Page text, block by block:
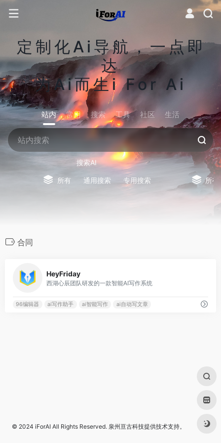
定制化Ai导航，一点即
达
为Ai而生i For Ai
站内 常用 搜索 工具 社区 生活
搜索AI
所有 通用搜索 专用搜索 所有
合同
HeyFriday
西湖心辰团队研发的一款智能AI写作系统
96编辑器 ai写作助手 ai智能写作 ai自动写文章
© 2024 iForAI All Rights Reserved. 泉州亘古科技提供技术支持。